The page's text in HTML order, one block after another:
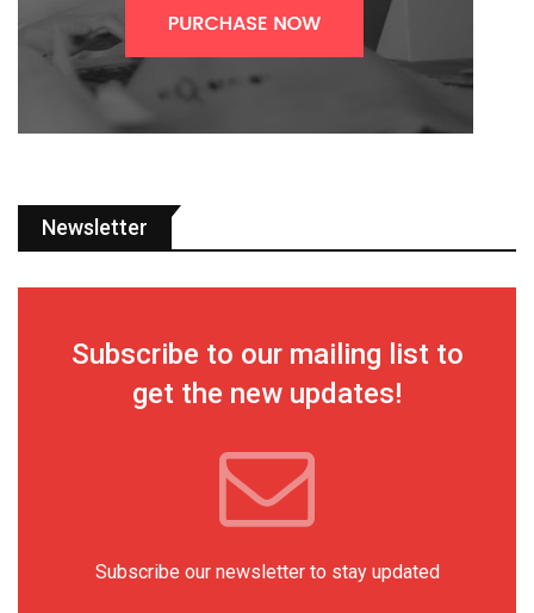
Newsletter
Subscribe to our mailing list to
get the new updates!
Subscribe our newsletter to stay updated